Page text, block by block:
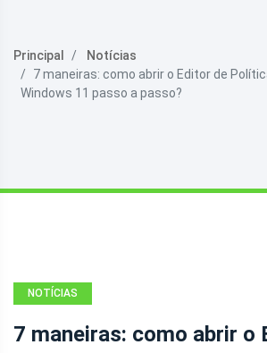
Principal
Notícias
7 maneiras: como abrir o Editor de
Windows 11 passo a passo?
NOTÍCIAS
7 maneiras: como abrir o